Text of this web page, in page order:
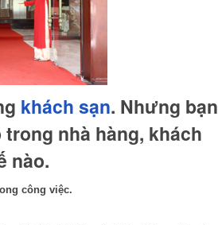
khách sạn. Nhưng bạn
nhà hàng, khách
nào.
công việc.